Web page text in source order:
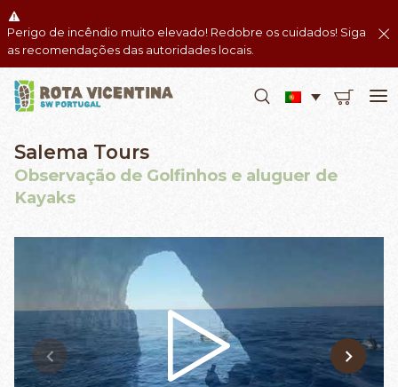
Perigo de incêndio muito elevado! Redobre os cuidados! Siga
as recomendações das autoridades locais.
Salema Tours
Observação de Golfinhos e aluguer de
Kayaks